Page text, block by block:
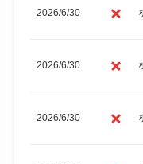
2026/6/30
2026/6/30
2026/6/30